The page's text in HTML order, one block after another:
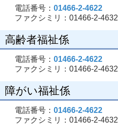
電話番号： 01466-2-4622
ファクシミリ：01466-2-4632
高齢者福祉係
電話番号： 01466-2-4622
ファクシミリ：01466-2-4632
障がい福祉係
電話番号： 01466-2-4622
ファクシミリ：01466-2-4632